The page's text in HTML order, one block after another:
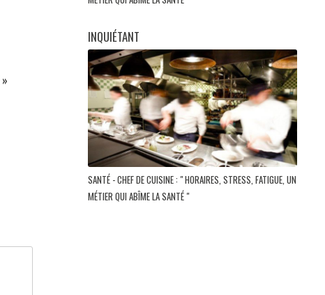
»
INQUIÉTANT
SANTÉ - CHEF DE CUISINE : " HORAIRES, STRESS, FATIGUE, UN
MÉTIER QUI ABÎME LA SANTÉ "